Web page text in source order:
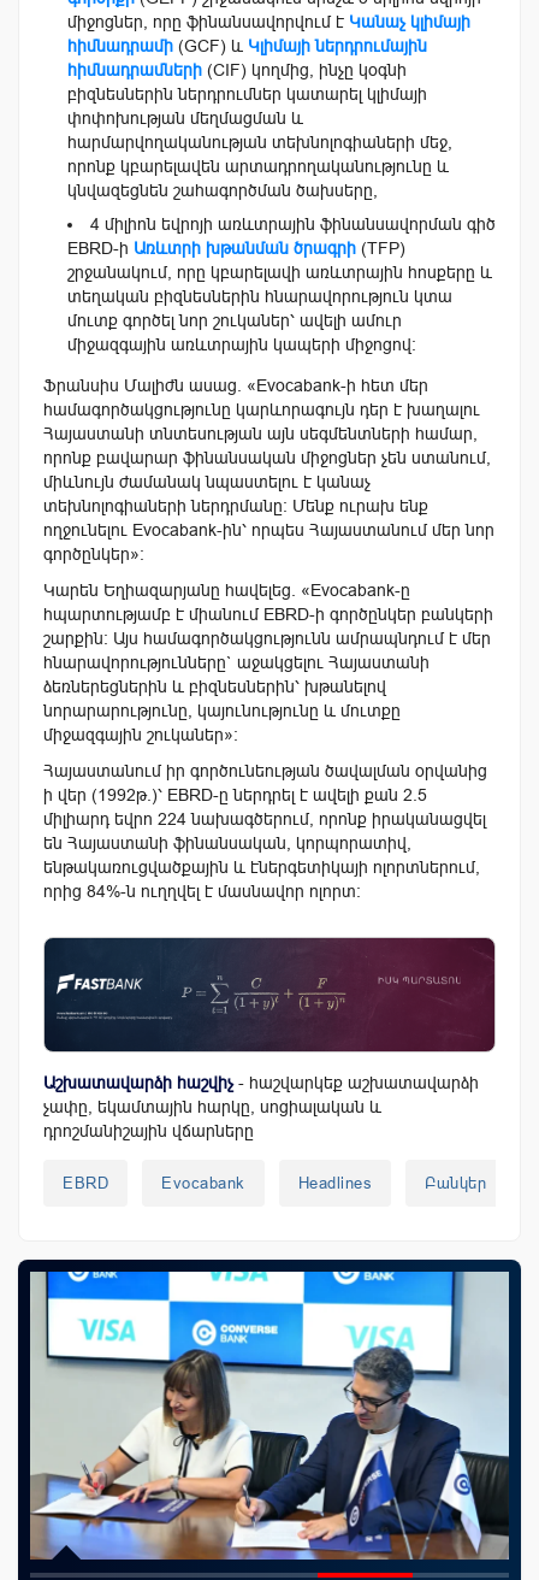
միջոցներ, որը ֆինանսավորվում է Կանաչ կլիմայի
հիմնադրամի (GCF) և Կլիմայի ներդրումային
հիմնադրամների (CIF) կողմից, ինչը կօգնի
բիզնեսներին ներդրումներ կատարել կլիմայի
փոփոխության մեղմացման և
հարմարվողականության տեխնոլոգիաների մեջ,
որոնք կբարելավեն արտադրողականությունը և
կնվազեցնեն շահագործման ծախսերը,
4 միլիոն եվրոյի առևտրային ֆինանսավորման գիծ
EBRD-ի Առևտրի խթանման ծրագրի (TFP)
շրջանակում, որը կբարելավի առևտրային հոսքերը և
տեղական բիզնեսներին հնարավորություն կտա
մուտք գործել նոր շուկաներ՝ ավելի ամուր
միջազգային առևտրային կապերի միջոցով։
Ֆրանսիս Մալիժն ասաց. «Evocabank-ի հետ մեր
համագործակցությունը կարևորագույն դեր է խաղալու
Հայաստանի տնտեսության այն սեգմենտների համար,
որոնք բավարար ֆինանսական միջոցներ չեն ստանում,
միևնույն ժամանակ նպաստելու է կանաչ
տեխնոլոգիաների ներդրմանը: Մենք ուրախ ենք
ողջունելու Evocabank-ին՝ որպես Հայաստանում մեր նոր
գործընկեր»:
Կարեն Եղիազարյանը հավելեց. «Evocabank-ը
հպարտությամբ է միանում EBRD-ի գործընկեր բանկերի
շարքին: Այս համագործակցությունն ամրապնդում է մեր
հնարավորությունները` աջակցելու Հայաստանի
ձեռներեցներին և բիզնեսներին՝ խթանելով
նորարարությունը, կայունությունը և մուտքը
միջազգային շուկաներ»:
Հայաստանում իր գործունեության ծավալման օրվանից
ի վեր (1992թ.)՝ EBRD-ը ներդրել է ավելի քան 2.5
միլիարդ եվրո 224 նախագծերում, որոնք իրականացվել
են Հայաստանի ֆինանսական, կորպորատիվ,
ենթակառուցվածքային և էներգետիկայի ոլորտներում,
որից 84%-ն ուղղվել է մասնավոր ոլորտ:
Աշխատավարձի հաշվիչ - հաշվարկեք աշխատավարձի
չափը, եկամտային հարկը, սոցիալական և
դրոշմանիշային վճարները
EBRD Evocabank Headlines Բանկեր